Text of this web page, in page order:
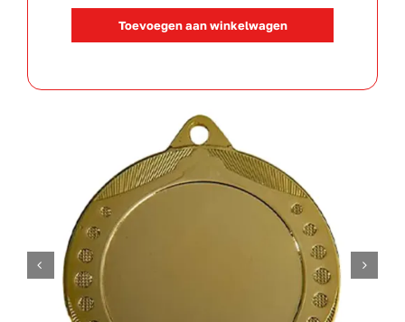
311
aantal
Toevoegen aan winkelwagen